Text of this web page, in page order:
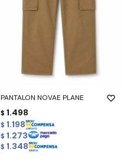
PANTALON NOVAE PLANE
$ 1.498
$ 1.198
$ 1.273
$ 1.348